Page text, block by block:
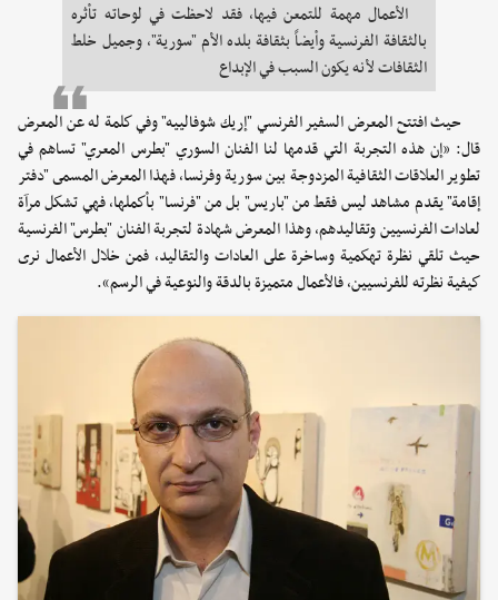
الأعمال مهمة للتمعن فيها، فقد لاحظت في لوحاته تأثره
بالثقافة الفرنسية وأيضاً بثقافة بلده الأم "سورية"، وجميل خلط
الثقافات لأنه يكون السبب في الإبداع
حيث افتتح المعرض السفير الفرنسي "إريك شوفالييه" وفي كلمة له عن المعرض
قال: «إن هذه التجربة التي قدمها لنا الفنان السوري "بطرس المعري" تساهم في
تطوير العلاقات الثقافية المزدوجة بين سورية وفرنسا، فهذا المعرض المسمى "دفتر
إقامة" يقدم مشاهد ليس فقط من "باريس" بل من "فرنسا" بأكملها، فهي تشكل مرآة
لعادات الفرنسيين وتقاليدهم، وهذا المعرض شهادة لتجربة الفنان "بطرس" الفرنسية
حيث تلقي نظرة تهكمية وساخرة على العادات والتقاليد، فمن خلال الأعمال نرى
كيفية نظرته للفرنسيين، فالأعمال متميزة بالدقة والنوعية في الرسم».